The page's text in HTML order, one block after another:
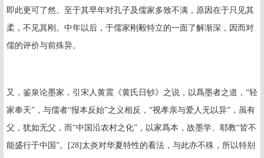
即此更可了然。至于其早年对孔子及儒家多致不满，原因在于只见其
柔，不见其刚。中年以后，于儒家刚毅特立的一面了解渐深，因而对
儒的评价与前殊异。
又，鉴泉论墨家，引宋人黄震《黄氏日钞》之说，以爲墨者之道，“轻
家奉天”，与儒者“报本反始”之义相反，“视孝亲与爱人无以异”，虽有
父，犹如无父，而“中国沿农村之化”，以家爲本，故墨学、耶教“皆不
能盛行于中国”。
[28] 太炎对华夏特性的看法，与此亦不殊，所以特别